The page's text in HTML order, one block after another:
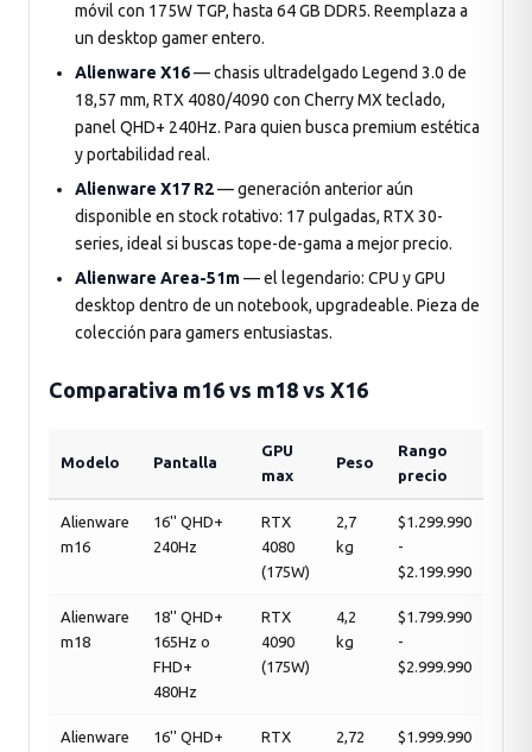
móvil con 175W TGP, hasta 64 GB DDR5. Reemplaza a
un desktop gamer entero.
Alienware X16— chasis ultradelgado Legend 3.0 de
18,57 mm, RTX 4080/4090 con Cherry MX teclado,
panel QHD+ 240Hz. Para quien busca premium estética
y portabilidad real.
Alienware X17 R2— generación anterior aún
disponible en stock rotativo: 17 pulgadas, RTX 30-
series, ideal si buscas tope-de-gama a mejor precio.
Alienware Area-51m— el legendario: CPU y GPU
desktop dentro de un notebook, upgradeable. Pieza de
colección para gamers entusiastas.
Comparativa m16 vs m18 vs X16
Modelo Pantalla
GPU
max
Peso
Rango
precio
Alienware
m16
16'' QHD+
240Hz
RTX
4080
(175W)
2,7
kg
$1.299.990
-
$2.199.990
Alienware
m18
18'' QHD+
165Hz o
FHD+
480Hz
RTX
4090
(175W)
4,2
kg
$1.799.990
-
$2.999.990
Alienware 16'' QHD+ RTX 2,72 $1.999.990